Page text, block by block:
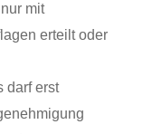
mit
erteilt oder
darf erst